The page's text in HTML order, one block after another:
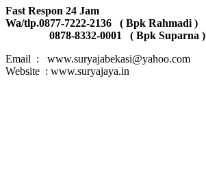
Fast Respon 24 Jam
Wa/tlp.0877-7222-2136 ( Bpk Rahmadi )
0878-8332-0001 ( Bpk Suparna )
Email : www.suryajabekasi@yahoo.com
Website : www.suryajaya.in